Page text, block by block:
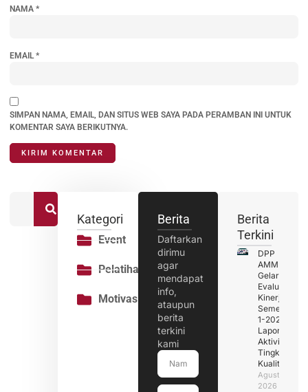
NAMA *
EMAIL*
SIMPAN NAMA, EMAIL, DAN SITUS WEB SAYA PADA PERAMBAN INI UNTUK
KOMENTAR SAYA BERIKUTNYA.
Kategori
Event
Pelatihan
Motivasi
Berita
Daftarkan
dirimu
agar
mendapat
info,
ataupun
berita
terkini
kami
Berita
Terkini
DPP
AMMPI
Gelar
Evaluasi
Kinerja
Semester
1-2026 :
Laporan
Aktivitas
Tingkatkan
Kualitas
Agustus 4,
2026